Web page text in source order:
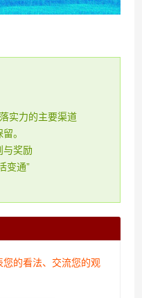
实力的主要渠道
。
与奖励
变通”
的看法、交流您的观